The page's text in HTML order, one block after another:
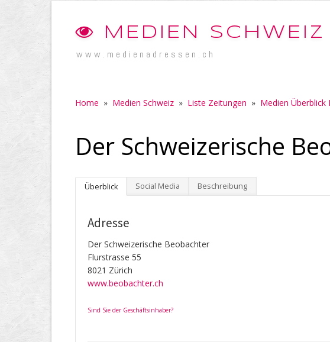
MEDIEN SCHWEIZ
www.medienadressen.ch
Home » Medien Schweiz » Liste Zeitungen » Medien Überblick
Der Schweizerische
Überblick Social Media Beschreibung
Adresse
Der Schweizerische Beobachter
Flurstrasse 55
8021 Zürich
www.beobachter.ch
Sind Sie der Geschäftsinhaber?